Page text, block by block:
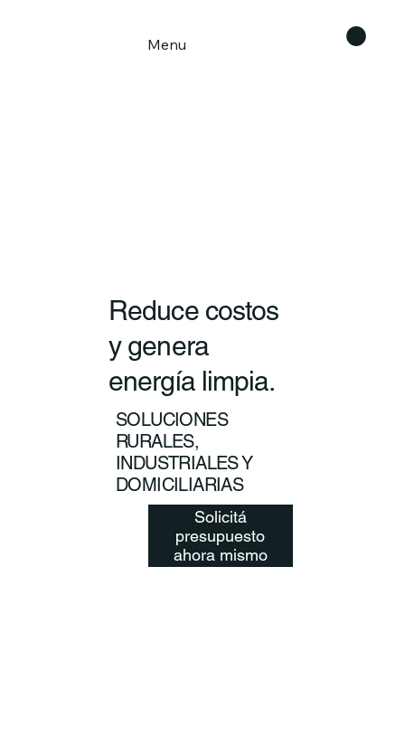
Menu
Reduce costos
y genera
energía limpia.
SOLUCIONES
RURALES,
INDUSTRIALES Y
DOMICILIARIAS
Solicitá
presupuesto
ahora mismo